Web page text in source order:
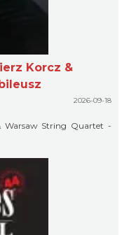
Korcz &
2026-09-18
Warsaw String Quartet -